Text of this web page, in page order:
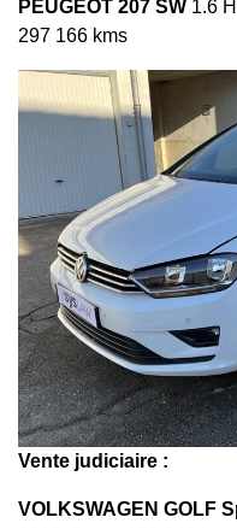
PEUGEOT 207 SW 1.6
297 166 kms
Vente judiciaire :
VOLKSWAGEN GOLF